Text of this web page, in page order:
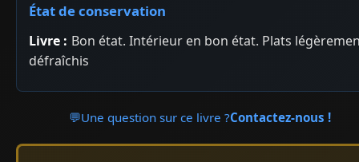
État de conservation
Livre : Bon état. Intérieur en bon état. Plats
défraîchis
💬Une question sur ce livre ?Contactez-nous !